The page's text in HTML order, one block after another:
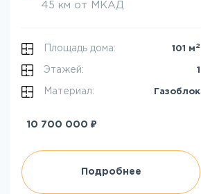
45 км от МКАД
Площадь дома: 101 м 2
Этажей: 1
Материал: Газоблок
10 700 000 ₽
Подробнее